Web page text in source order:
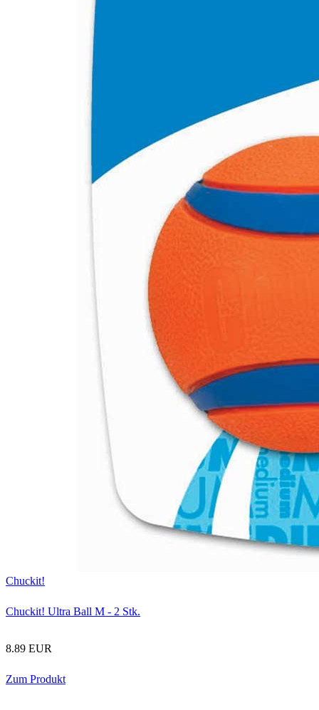
Chuckit!
Chuckit! Ultra Ball M - 2 Stk.
8.89 EUR
Zum Produkt